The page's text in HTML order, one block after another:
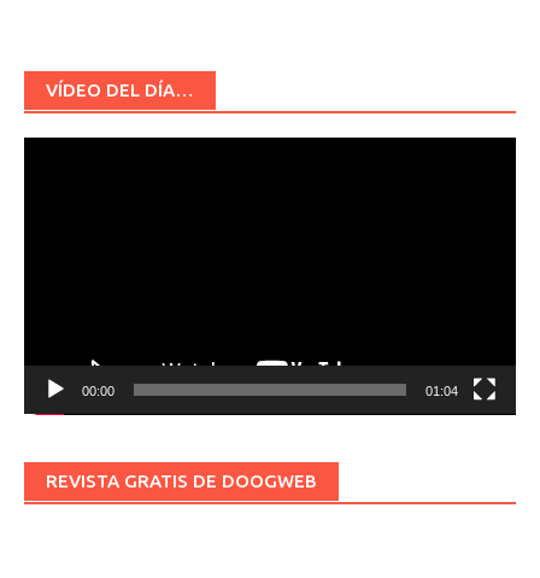
VÍDEO DEL DÍA…
00:00 01:04
REVISTA GRATIS DE DOOGWEB